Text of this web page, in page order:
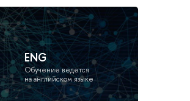
ENG
Обучение ведется
на английском языке